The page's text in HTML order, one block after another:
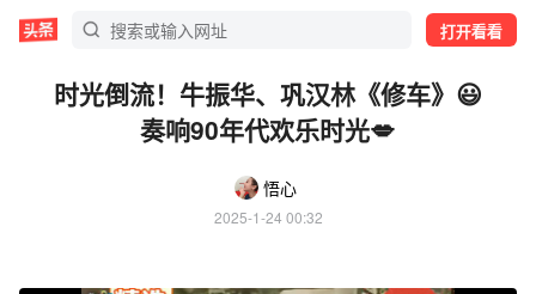
打开看看
时光倒流！牛振华、巩汉林《修车》😃
奏响90年代欢乐时光💋
悟心
2025-1-24 00:32